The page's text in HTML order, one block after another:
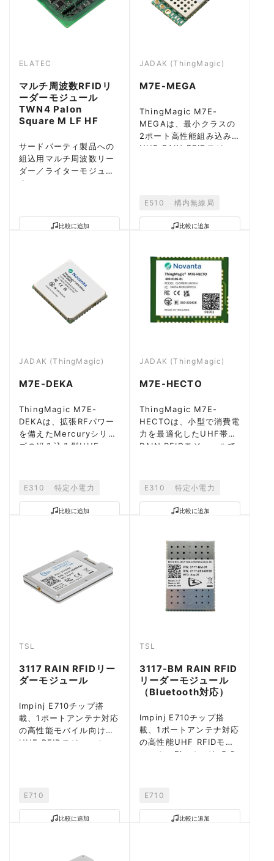
ELATEC
マルチ周波数RFIDリ
ーダーモジュール
TWN4 Palon
Square M LF HF
サードパーティ製品への
組込用マルチ周波数リー
ダー／ライターモジュー
ル。
ーフェースを装備。
比較に追加
JADAK (ThingMagic)
M7E-MEGA
ThingMagic M7E-
MEGAは、最小クラスの
2ポート高性能組み込み
UHF RAIN RFIDモジュ
E510 構内無線局
比較に追加
JADAK (ThingMagic)
M7E-DEKA
ThingMagic M7E-
DEKAは、拡張RFパワー
を備えたMercuryシリー
ズの組み込み型UHF
E310 特定小電力
比較に追加
JADAK (ThingMagic)
M7E-HECTO
ThingMagic M7E-
HECTOは、小型で消費電
力を最適化したUHF帯
RAIN RFIDモジュールで
E310 特定小電力
比較に追加
TSL
3117 RAIN RFIDリー
ダーモジュール
Impinj E710チップ搭
載、1ポートアンテナ対応
の高性能モバイル向け
UHF RFIDモジュール。
E710
比較に追加
TSL
3117-BM RAIN RFID
リーダーモジュール
（Bluetooth対応）
Impinj E710チップ搭
載、1ポートアンテナ対応
の高性能UHF RFIDモジ
ュール。Bluetooth 5.0
E710
比較に追加